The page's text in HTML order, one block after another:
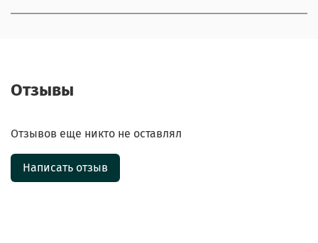
Отзывы
Отзывов еще никто не оставлял
Написать отзыв